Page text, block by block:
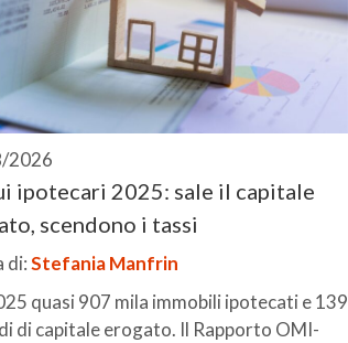
2026
ipotecari 2025: sale il capitale
scendono i tassi
di:Stefania Manfrin
quasi 907 mila immobili ipotecati e 139
di capitale erogato. Il Rapporto OMI-